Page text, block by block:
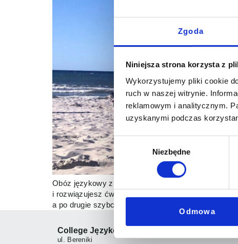
Zgoda
Niniejsza strona korzysta z
Wykorzystujemy pliki cookie
ruch w naszej witrynie.
reklamowym i analitycznym.
uzyskanymi podczas
Wybór
zgody
Niezbędne
Odmowa
Obóz językowy z Collegem Językowym Jak wiesz
i rozwiązujesz ćwiczenia czy piszesz w języku
a po drugie szybciej przyniósł oczekiwane efekty w
College Językowy
ul. Bereniki